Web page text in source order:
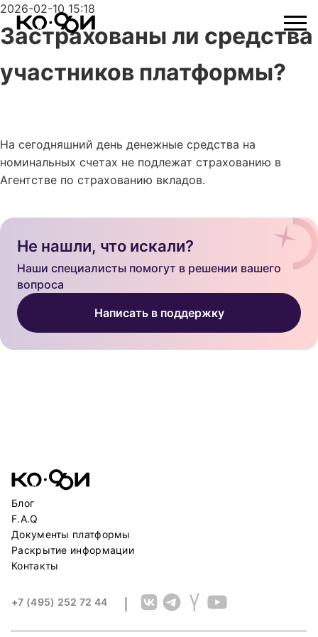
2026-02-10 15:18
Застрахованы ли средства
участников платформы?
На сегодняшний день денежные средства на
номинальных счетах не подлежат страхованию в
Агентстве по страхованию вкладов.
Не нашли, что искали?
Наши специалисты помогут в решении вашего
вопроса
Написать в поддержку
Блог
F.A.Q
Документы платформы
Раскрытие информации
Контакты
+7 (495) 252 72 44